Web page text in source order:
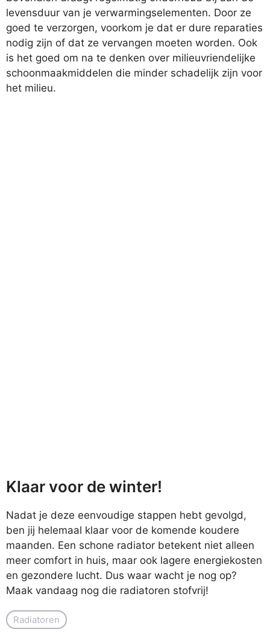
levensduur van je verwarmingselementen. Door ze
goed te verzorgen, voorkom je dat er dure reparaties
nodig zijn of dat ze vervangen moeten worden. Ook
is het goed om na te denken over milieuvriendelijke
schoonmaakmiddelen die minder schadelijk zijn voor
het milieu.
Klaar voor de winter!
Nadat je deze eenvoudige stappen hebt gevolgd,
ben jij helemaal klaar voor de komende koudere
maanden. Een schone radiator betekent niet alleen
meer comfort in huis, maar ook lagere energiekosten
en gezondere lucht. Dus waar wacht je nog op?
Maak vandaag nog die radiatoren stofvrij!
Radiatoren